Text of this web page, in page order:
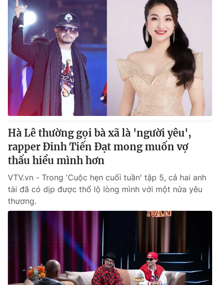
VTV Money VTV Thể thao
VTV Sức khoẻ Bất động sản
Thị trường 24h Tấm lòng Việt
VTV4 Vươn mình bằng AI
VTV9 VTV8
Liên hệ tòa soạn English
THỜI BÁO VTV
Theo dõi báo trên
Cơ quan chủ quản:
Đài Truyền hình Việt Nam
Cơ quan báo chí:Thời báo VTV
Hà Lê thường gọi bà xã là 'người yêu',
rapper Đinh Tiến Đạt mong muốn vợ
thấu hiểu mình hơn
VTV.vn - Trong 'Cuộc hẹn cuối tuần' tập 5, cả hai anh
tài đã có dịp được thổ lộ lòng mình với một nửa yêu
thương.